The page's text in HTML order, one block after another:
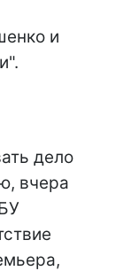
и
дело
вчера